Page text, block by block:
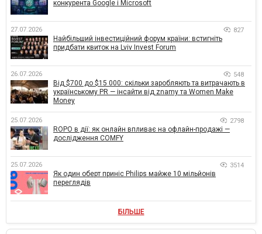
конкурента Google і Microsoft
27.07.2026 827
Найбільший інвестиційний форум країни: встигніть
придбати квиток на Lviv Invest Forum
26.07.2026 548
Від $700 до $15 000: скільки заробляють та витрачають в
українському PR — інсайти від znamy та Women Make
Money
25.07.2026 2798
ROPO в дії: як онлайн впливає на офлайн-продажі —
дослідження COMFY
25.07.2026 3514
Як один оберт приніс Philips майже 10 мільйонів
переглядів
БІЛЬШЕ